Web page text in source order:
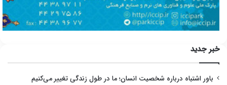
خبر جدید
باور اشتباه درباره شخصیت انسان؛ ما در طول زندگی تغییر می‌کنیم